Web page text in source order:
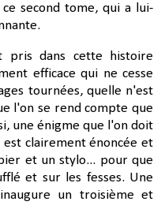
second tome, qui a lui-
pris dans cette histoire
efficace qui ne cesse
tournées, quelle n'est
l'on se rend compte que
une énigme que l'on doit
clairement énoncée et
et un stylo... pour que
et sur les fesses. Une
un troisième et